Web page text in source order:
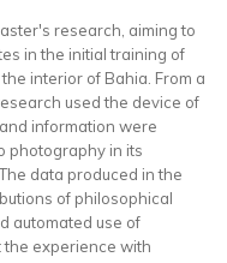
research, aiming to
in the initial training of
interior of Bahia. From a
used the device of
information were
photography in its
data produced in the
of philosophical
automated use of
experience with